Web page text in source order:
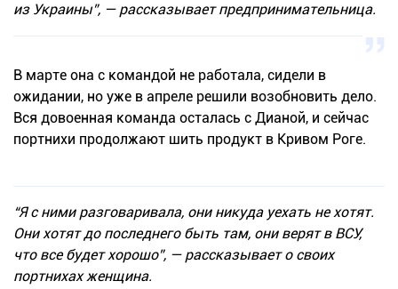
из Украины”, — рассказывает предпринимательница.
В марте она с командой не работала, сидели в
ожидании, но уже в апреле решили возобновить дело.
Вся довоенная команда осталась с Дианой, и сейчас
портнихи продолжают шить продукт в Кривом Роге.
“Я с ними разговаривала, они никуда уехать не хотят.
Они хотят до последнего быть там, они верят в ВСУ,
что все будет хорошо”, — рассказывает о своих
портнихах женщина.